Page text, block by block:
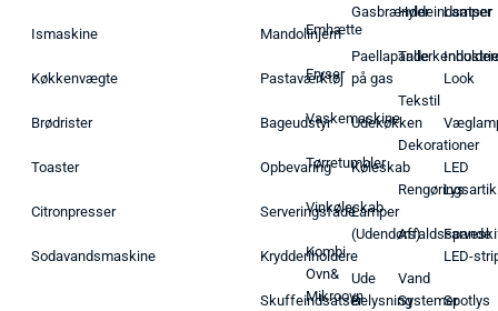
Ismaskine
Køkkenvægte
Brødrister
Toaster
Citronpresser
Sodavandsmaskine
Mandolinjern
Pastaværktøj
Bageudstyr
Opbevaring
Serveringsfade
Krydderiholdere
Skuffeindsatser
Emhætte
Fryser
Vaskemaskine
Tørretumbler
Vinkøleskab
Kombi
Ovn&
Mikroovn
Gasbrænder
Paellapande
på gas
Udekøkken
Køleskab
Lamper
(Udendørs)
Ude
Belysning
Hyldeindsatser
Tekstil
Dekorationer
Affaldsspande
Vand
Systemer
Lamper
Look
LED
Lys
LED-
Spotlys